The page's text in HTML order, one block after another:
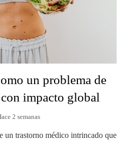
un problema de
impacto global
2 semanas
un trastorno médico intrincado que